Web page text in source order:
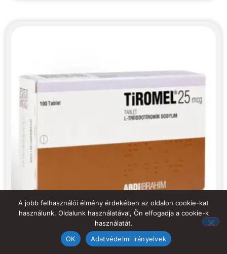
Tiromel L-Thyroxin Sodium
A jobb felhasználói élmény érdekében az oldalon cookie-kat
használunk. Oldalunk használatával, Ön elfogadja a cookie-k
használatát.
OK
Adatvédelmi irányelvek